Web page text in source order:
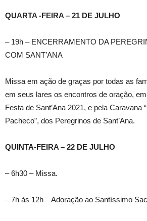
QUARTA -FEIRA – 21 DE JULHO
– 19h – ENCERRAMENTO DA
COM SANT’ANA
Missa em ação de graças por todas as
em seus lares os encontros de oração,
Festa de Sant’Ana 2021, e pela Caravana
Pacheco”, dos Peregrinos de Sant’Ana.
QUINTA-FEIRA – 22 DE JULHO
– 6h30 – Missa.
– 7h às 12h – Adoração ao Santíssimo